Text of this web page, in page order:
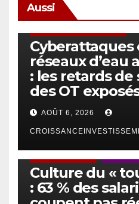
Aussi
Cyberattaques
réseaux d’eau
: les retards de
des OT
AOÛT 6, 2026
Culture du «
: 63 % des